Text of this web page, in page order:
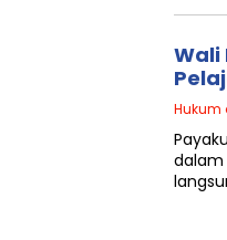
Wali
Hukum
dalam